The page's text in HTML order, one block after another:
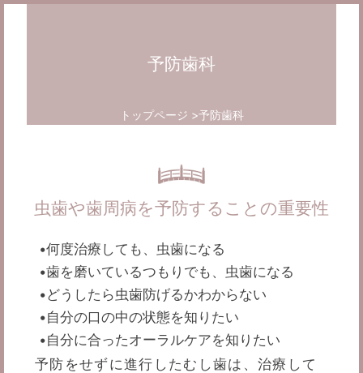
予防歯科
トップページ 予防歯科
虫歯や歯周病を予防することの重要性
•何度治療しても、虫歯になる
•歯を磨いているつもりでも、虫歯になる
•どうしたら虫歯防げるかわからない
•自分の口の中の状態を知りたい
•自分に合ったオーラルケアを知りたい
予防をせずに進行したむし歯は、治療して